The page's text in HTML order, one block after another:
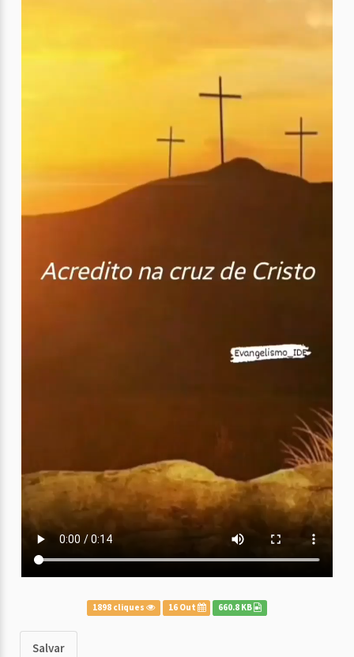
1898 cliques 16 Out 660.8 KB
Salvar